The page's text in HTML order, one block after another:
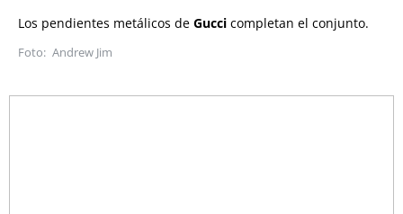
Los pendientes metálicos de Gucci completan el conjunto.
Andrew Jim